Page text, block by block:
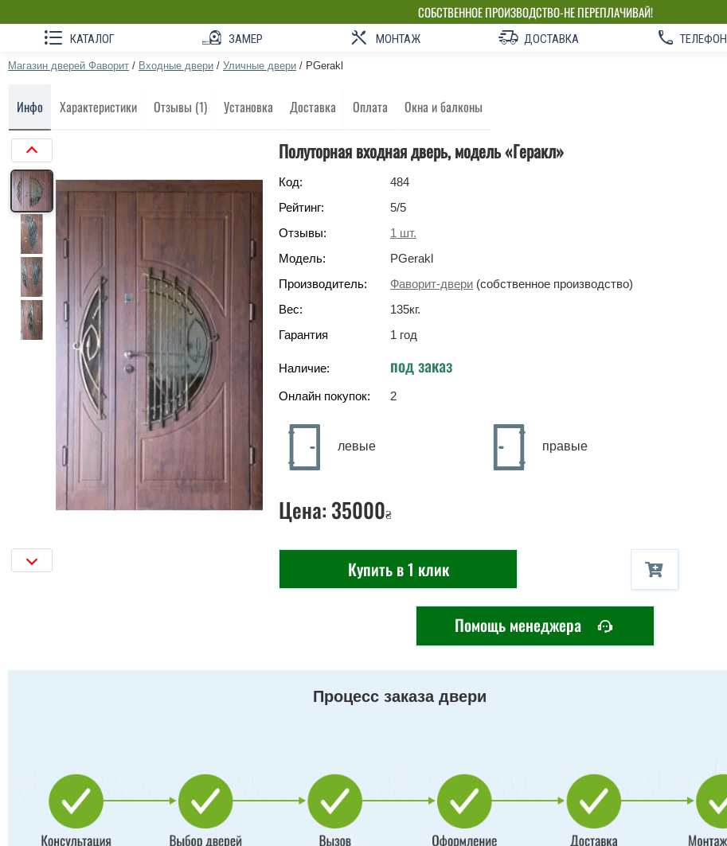
СОБСТВЕННОЕ ПРОИЗВОДСТВО-НЕ ПЕРЕПЛАЧИВАЙ!
КАТАЛОГ ЗАМЕР МОНТАЖ ДОСТАВКА ТЕЛЕФОН
Магазин дверей Фаворит / Входные двери / Уличные двери / PGerakl
Инфо Характеристики Отзывы (1) Установка Доставка Оплата Окна и балконы
Полуторная входная дверь, модель «Геракл»
Код:
484
Рейтинг:
5/5
Отзывы:
1 шт.
Модель:
PGerakl
Производитель:
Фаворит-двери (собственное производство)
Вес:
135кг.
Гарантия
1 год
Наличие: под заказ
Онлайн покупок: 2
левые правые
Цена: 35000₴
Купить в 1 клик
Помощь менеджера
Процесс заказа двери